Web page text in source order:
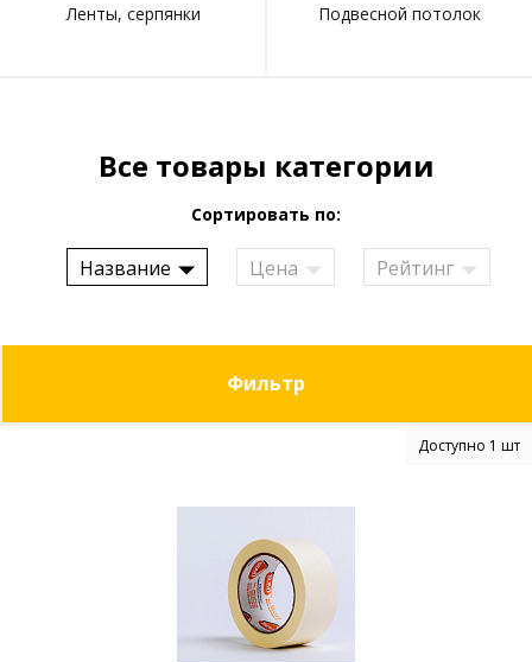
Ленты, серпянки Подвесной потолок
Все товары категории
Сортировать по:
Название Цена Рейтинг
Фильтр
Доступно 1 шт